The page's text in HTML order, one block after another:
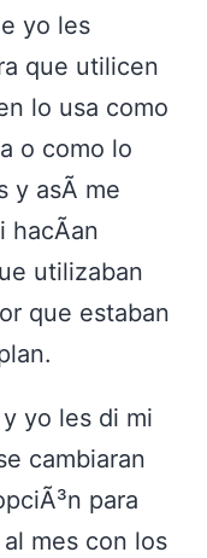
yo les
que utilicen
lo usa como
o como lo
y asÃ­ me
hacÃ­an
utilizaban
que estaban
yo les di mi
cambiaran
para
mes con los